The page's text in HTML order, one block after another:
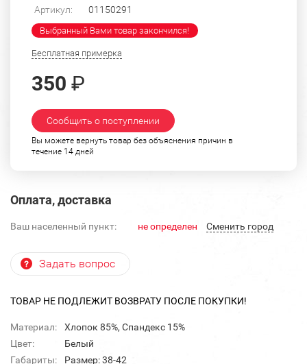
Артикул: 01150291
Выбранный Вами товар закончился!
Бесплатная примерка
350 ₽
Сообщить о поступлении
Вы можете вернуть товар без объяснения причин в
течение 14 дней
Оплата, доставка
Ваш населенный пункт: не определен Cменить город
Задать вопрос
ТОВАР НЕ ПОДЛЕЖИТ ВОЗВРАТУ ПОСЛЕ ПОКУПКИ!
Материал:
Хлопок 85%, Спандекс 15%
Цвет:
Белый
Габариты:
Размер: 38-42